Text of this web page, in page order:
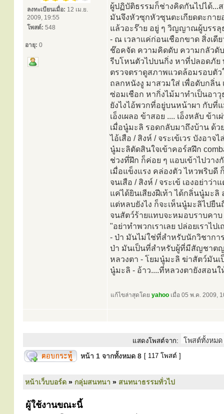
ลงทะเบียนเมื่อ: 12 เม.ย.
2009, 19:55
โพสต์: 548
อายุ: 0
ผู้ปฏิบัติธรรมก็ช่างคิดกันไปได้
มันจึงหัวซุกหัวซุนตะเกียดตะกาย
แล้วอะร๊าย อยู่ ๆ วิญญาณผู้บรรลุ
- ณ เวลาแค่ก่อนเชือกขาด สิ่งเ
ช๊อคจัด ความคิดดับ ความกลัวดั
รีบโหนตัวไปบนกิ่ง หาที่ปลอดภั
ตรวจตราดูสภาพแวดล้อมรอบตั
ถลกหนังงู มาสวมใส่ เพื่อดับกลิ่น
ซ่อมเชือก หากิ่งไม้มาทำเป็นอ
ยังไงไอ้พวกที่อยู่บนหน้าผา กับที่
เอ็งเผลอ ข้าสอย .... เอ็งหลับ ข้าเ
เมื่อนู๋มะลิ รอดกลับมาถึงบ้าน ด้
ไอ้เสือ / สิงห์ / จระเข้เวร บังอาจ
นู๋มะลิตัดสินใจเข้าคอร์สฝึก
ช่วงที่ฝึก ก็ค่อย ๆ แอบเข้าไปวา
เมื่อแข็งแรง คล่องตัว ไหวพริบดี
จนเสือ / สิงห์ / จระเข้ เองอย่าว่าแ
แค่ได้ยินเสียงฝีเท้า ได้กลิ่นนู๋มะ
แต่หลบยังไง ก็จะเห็นนู๋มะลิไปยื
จนสัตว์ร้ายแทบจะหมอบราบคา
"อย่าทำพวกเราเลย ปล่อยเราไ
- ป่า มันไม่ใช่ที่สำหรับนักวิชากา
ป่า มันเป็นที่สำหรับผู้ที่มีสัญชาต
หลวงตา - โยมนู๋มะลิ ฆ่าสัตว์มัน
นู๋มะลิ - อ้าว....ที่หลวงตายังสอน
แก้ไขล่าสุดโดย yahoo เมื่อ 05 พ.ค. 2009,
แสดงโพสต์จาก:
หน้า 1 จากทั้งหมด 8 [ 117 โพสต์ ]
หน้าเว็บบอร์ด » กลุ่มสนทนา » สนทนาธรรมทั่วไป
ผู้ใช้งานขณะนี้